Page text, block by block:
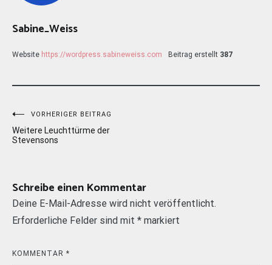
Sabine_Weiss
Website https://wordpress.sabineweiss.com Beitrag erstellt 387
Beitragsnavigation
VORHERIGER BEITRAG
Weitere Leuchttürme der
Stevensons
Schreibe einen Kommentar
Deine E-Mail-Adresse wird nicht veröffentlicht.
Erforderliche Felder sind mit * markiert
KOMMENTAR *